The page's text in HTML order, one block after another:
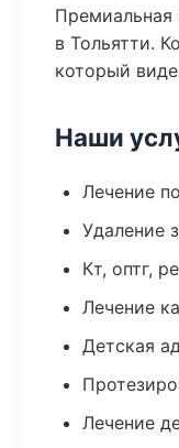
Премиальная
в Тольятти.
который
Наши
Лечение
Удаление
Кт, оптг,
Лечение
Детская
Лечение